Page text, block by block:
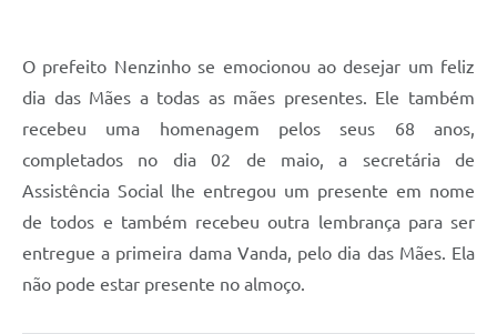
O prefeito Nenzinho se emocionou ao desejar um feliz
dia das Mães a todas as mães presentes. Ele também
recebeu uma homenagem pelos seus 68 anos,
completados no dia 02 de maio, a secretária de
Assistência Social lhe entregou um presente em nome
de todos e também recebeu outra lembrança para ser
entregue a primeira dama Vanda, pelo dia das Mães. Ela
não pode estar presente no almoço.